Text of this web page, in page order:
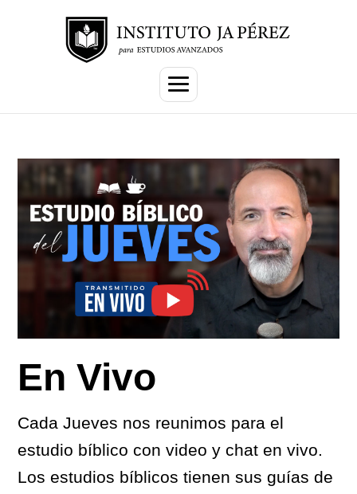
En Vivo
Cada Jueves nos reunimos para el
estudio bíblico con video y chat en vivo.
Los estudios bíblicos tienen sus guías de